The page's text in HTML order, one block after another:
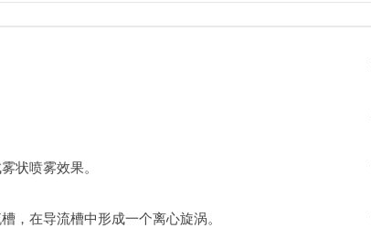
状喷雾效果。
，在导流槽中形成一个离心旋涡。